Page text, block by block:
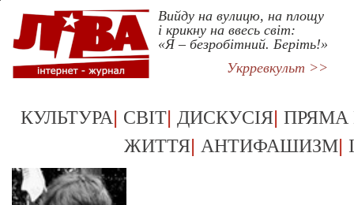
Вийду на вулицю, на площу
і крикну на ввесь світ:
«Я – безробітний. Беріть!»
Укрревкульт >>
КУЛЬТУРА| СВІТ| ДИСКУСІЯ| ПРЯМА
ЖИТТЯ| АНТИФАШИЗМ|